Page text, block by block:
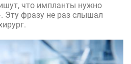
что импланты нужно
Эту фразу не раз слышал